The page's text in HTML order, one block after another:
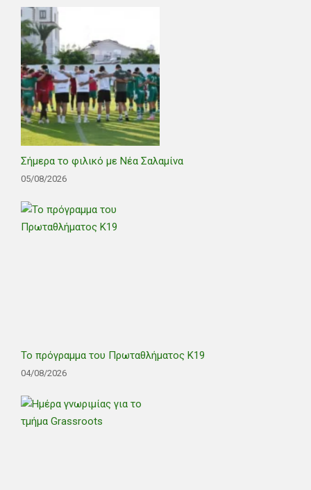
Σήμερα το φιλικό με Νέα Σαλαμίνα
05/08/2026
Το πρόγραμμα του Πρωταθλήματος Κ19
04/08/2026